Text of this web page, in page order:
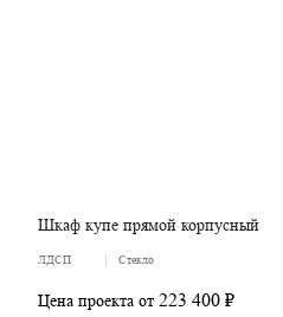
Шкаф купе прямой корпусный
ЛДСП Стекло
Цена проекта от 223 400 ₽